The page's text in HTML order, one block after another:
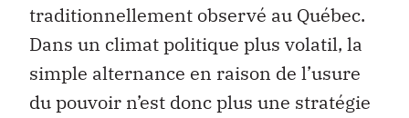
traditionnellement observé au Québec.
Dans un climat politique plus volatil, la
simple alternance en raison de l’usure
du pouvoir n’est donc plus une stratégie